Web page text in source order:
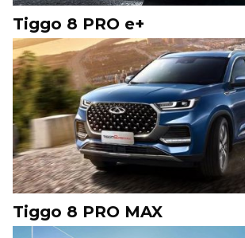
Tiggo 8 PRO e+
Tiggo 8 PRO MAX